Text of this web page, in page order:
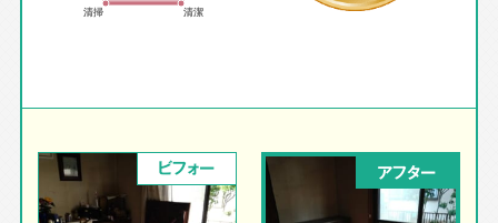
ビフォー アフター